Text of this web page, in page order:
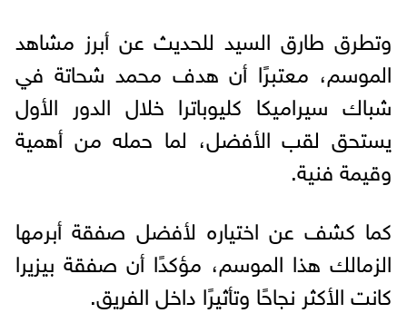
وتطرق طارق السيد للحديث عن أبرز مشاهد
الموسم، معتبرًا أن هدف محمد شحاتة في
شباك سيراميكا كليوباترا خلال الدور الأول
يستحق لقب الأفضل، لما حمله من أهمية
وقيمة فنية.
كما كشف عن اختياره لأفضل صفقة أبرمها
الزمالك هذا الموسم، مؤكدًا أن صفقة بيزيرا
كانت الأكثر نجاحًا وتأثيرًا داخل الفريق.